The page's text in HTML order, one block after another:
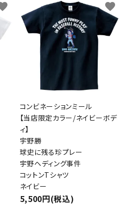
コンビネーションミール
【当店限定カラー/ネイビーボデ
ィ】
宇野勝
球史に残る珍プレー
宇野ヘディング事件
コットンTシャツ
ネイビー
5,500円(税込)
favorite